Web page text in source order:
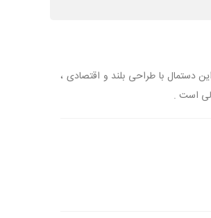
دستمال با طراحی بلند و اقتصادی ،
است .